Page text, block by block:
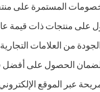
المستمرة على
على منتجات ذات قيمة
من العلامات
لضمان الحصول على أفضل
عبر الموقع